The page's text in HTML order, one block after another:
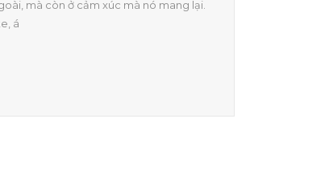
mà còn ở cảm xúc mà nó mang lại.
á